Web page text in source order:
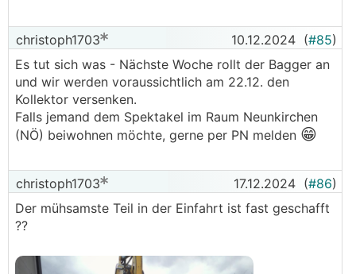
christoph1703 10.12.2024 (#85)
Es tut sich was - Nächste Woche rollt der Bagger an
und wir werden voraussichtlich am 22.12. den
Kollektor versenken.
Falls jemand dem Spektakel im Raum Neunkirchen
(NÖ) beiwohnen möchte, gerne per PN melden 😁
christoph1703 17.12.2024 (#86)
Der mühsamste Teil in der Einfahrt ist fast geschafft
??